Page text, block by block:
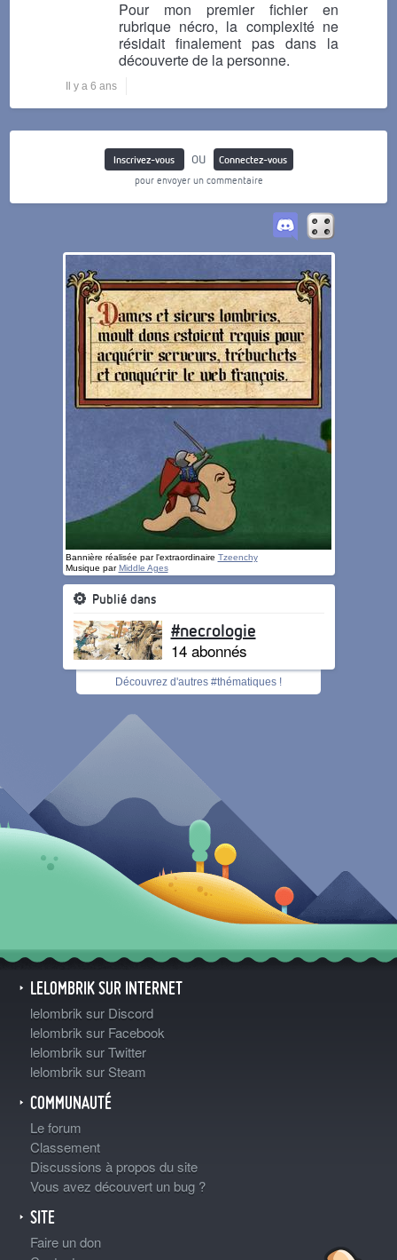
Pour mon premier fichier en
rubrique nécro, la complexité ne
résidait finalement pas dans la
découverte de la personne.
Il y a 6 ans
Inscrivez-vous ou
Connectez-vous
pour envoyer un commentaire
Bannière réalisée par l'extraordinaire Tzeenchy
Musique parMiddle Ages
Publié dans
#necrologie
14 abonnés
Découvrez d'autres #thématiques !
LELOMBRIK SUR INTERNET
lelombrik sur Discord
lelombrik sur Facebook
lelombrik sur Twitter
lelombrik sur Steam
COMMUNAUTÉ
Le forum
Classement
Discussions à propos du site
Vous avez découvert un bug ?
SITE
Faire un don